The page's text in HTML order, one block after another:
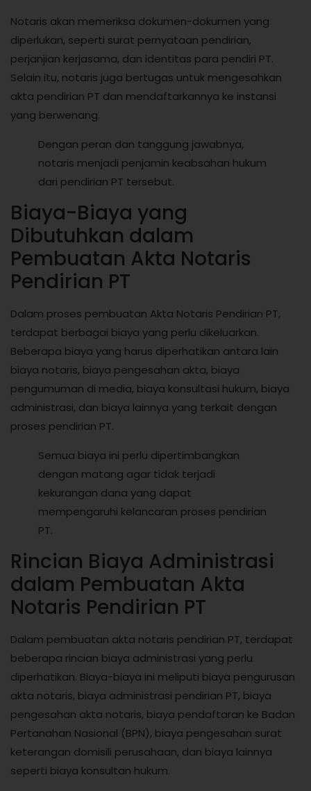
Notaris akan memeriksa dokumen-dokumen yang
diperlukan, seperti surat pernyataan pendirian,
perjanjian kerjasama, dan identitas para pendiri PT.
Selain itu, notaris juga bertugas untuk mengesahkan
akta pendirian PT dan mendaftarkannya ke instansi
yang berwenang.
Dengan peran dan tanggung jawabnya,
notaris menjadi penjamin keabsahan hukum
dari pendirian PT tersebut.
Biaya-Biaya yang
Dibutuhkan dalam
Pembuatan Akta Notaris
Pendirian PT
Dalam proses pembuatan Akta Notaris Pendirian PT,
terdapat berbagai biaya yang perlu dikeluarkan.
Beberapa biaya yang harus diperhatikan antara lain
biaya notaris, biaya pengesahan akta, biaya
pengumuman di media, biaya konsultasi hukum, biaya
administrasi, dan biaya lainnya yang terkait dengan
proses pendirian PT.
Semua biaya ini perlu dipertimbangkan
dengan matang agar tidak terjadi
kekurangan dana yang dapat
mempengaruhi kelancaran proses pendirian
PT.
Rincian Biaya Administrasi
dalam Pembuatan Akta
Notaris Pendirian PT
Dalam pembuatan akta notaris pendirian PT, terdapat
beberapa rincian biaya administrasi yang perlu
diperhatikan. Biaya-biaya ini meliputi biaya pengurusan
akta notaris, biaya administrasi pendirian PT, biaya
pengesahan akta notaris, biaya pendaftaran ke Badan
Pertanahan Nasional (BPN), biaya pengesahan surat
keterangan domisili perusahaan, dan biaya lainnya
seperti biaya konsultan hukum.